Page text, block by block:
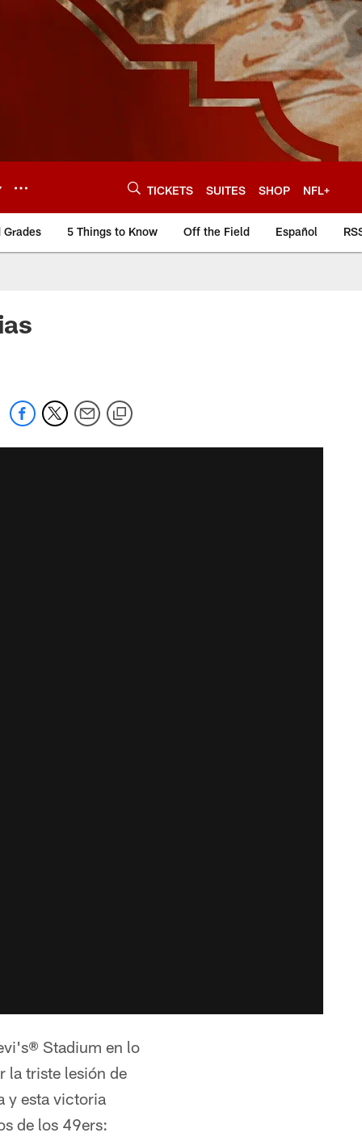
TICKETS SUITES SHOP NFL+
Grades 5 Things to Know Off the Field Español
Stadium en lo
la triste lesión de
y esta victoria
de los 49ers: